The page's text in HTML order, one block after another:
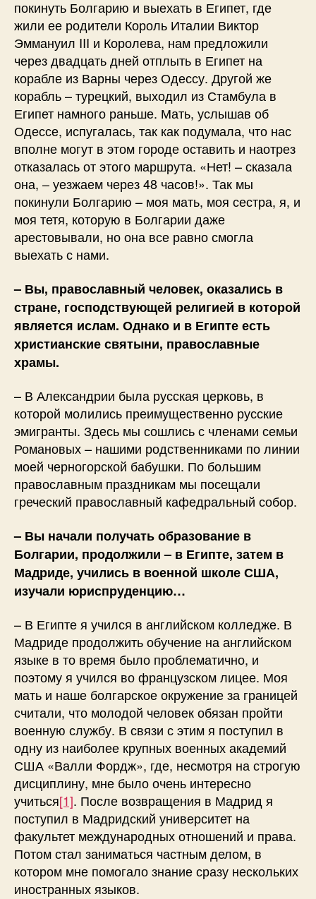
покинуть Болгарию и выехать в Египет, где
жили ее родители Король Италии Виктор
Эммануил III и Королева, нам предложили
через двадцать дней отплыть в Египет на
корабле из Варны через Одессу. Другой же
корабль – турецкий, выходил из Стамбула в
Египет намного раньше. Мать, услышав об
Одессе, испугалась, так как подумала, что нас
вполне могут в этом городе оставить и наотрез
отказалась от этого маршрута. «Нет! – сказала
она, – уезжаем через 48 часов!». Так мы
покинули Болгарию – моя мать, моя сестра, я, и
моя тетя, которую в Болгарии даже
арестовывали, но она все равно смогла
выехать с нами.
– Вы, православный человек, оказались в
стране, господствующей религией в которой
является ислам. Однако и в Египте есть
христианские святыни, православные
храмы.
– В Александрии была русская церковь, в
которой молились преимущественно русские
эмигранты. Здесь мы сошлись с членами семьи
Романовых – нашими родственниками по линии
моей черногорской бабушки. По большим
православным праздникам мы посещали
греческий православный кафедральный собор.
– Вы начали получать образование в
Болгарии, продолжили – в Египте, затем в
Мадриде, учились в военной школе США,
изучали юриспруденцию…
– В Египте я учился в английском колледже. В
Мадриде продолжить обучение на английском
языке в то время было проблематично, и
поэтому я учился во французском лицее. Моя
мать и наше болгарское окружение за границей
считали, что молодой человек обязан пройти
военную службу. В связи с этим я поступил в
одну из наиболее крупных военных академий
США «Валли Фордж», где, несмотря на строгую
дисциплину, мне было очень интересно
учиться[1]. После возвращения в Мадрид я
поступил в Мадридский университет на
факультет международных отношений и права.
Потом стал заниматься частным делом, в
котором мне помогало знание сразу нескольких
иностранных языков.